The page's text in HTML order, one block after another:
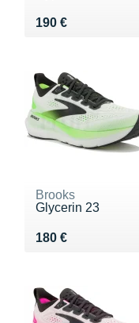
190 €
Vendu 190 €
Brooks
Glycerin 23
180 €
Vendu 180 €